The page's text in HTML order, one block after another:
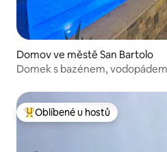
Domov ve městě San Bartolo
Domek s bazénem,
Nejlepší v kategorii Oblíbené u
Oblíbené u hostů